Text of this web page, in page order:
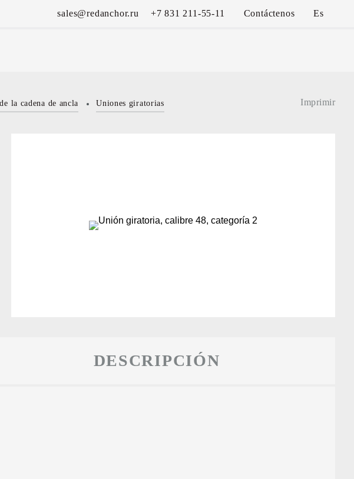
sales@redanchor.ru +7 831 211-55-11 Contáctenos Es
la cadena de ancla Uniones giratorias Imprimir
DESCRIPCIÓN